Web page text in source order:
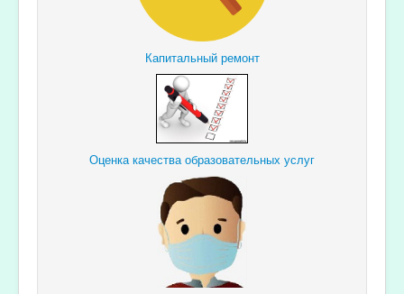
Капитальный ремонт
Оценка качества образовательных услуг